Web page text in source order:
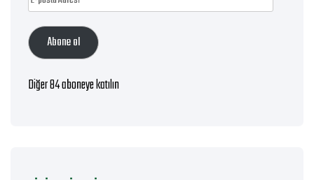
AdresiAbone ol
Diğer 84 aboneye katılın